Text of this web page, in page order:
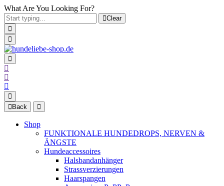
What Are You Looking For?
Clear
Back
Shop
FUNKTIONALE HUNDEDROPS, NERVEN &
ÄNGSTE
Hundeaccessoires
Halsbandanhänger
Strassverzierungen
Haarspangen